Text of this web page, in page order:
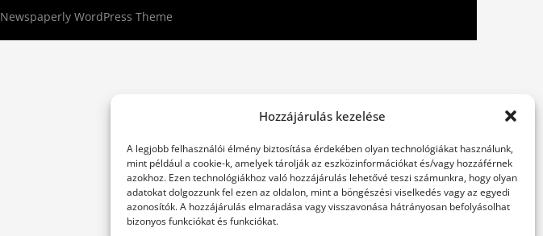
Hozzájárulás kezelése
A legjobb felhasználói élmény biztosítása érdekében olyan technológiákat használunk,
mint például a cookie-k, amelyek tárolják az eszközinformációkat és/vagy hozzáférnek
azokhoz. Ezen technológiákhoz való hozzájárulás lehetővé teszi számunkra, hogy olyan
adatokat dolgozzunk fel ezen az oldalon, mint a böngészési viselkedés vagy az egyedi
azonosítók. A hozzájárulás elmaradása vagy visszavonása hátrányosan befolyásolhat
bizonyos funkciókat és funkciókat.
Newspaperly WordPress Theme